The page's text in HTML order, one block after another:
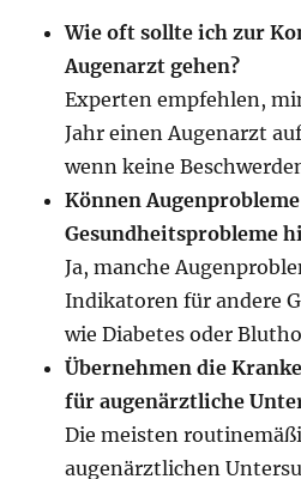
Wie oft sollte ich zur
Augenarzt gehen?
Experten empfehlen,
Jahr einen Augenarzt
wenn keine
Können
Gesundheitsprobleme
Ja, manche
Indikatoren für andere
wie Diabetes oder
Übernehmen die
für augenärztliche
Die meisten
augenärztlichen